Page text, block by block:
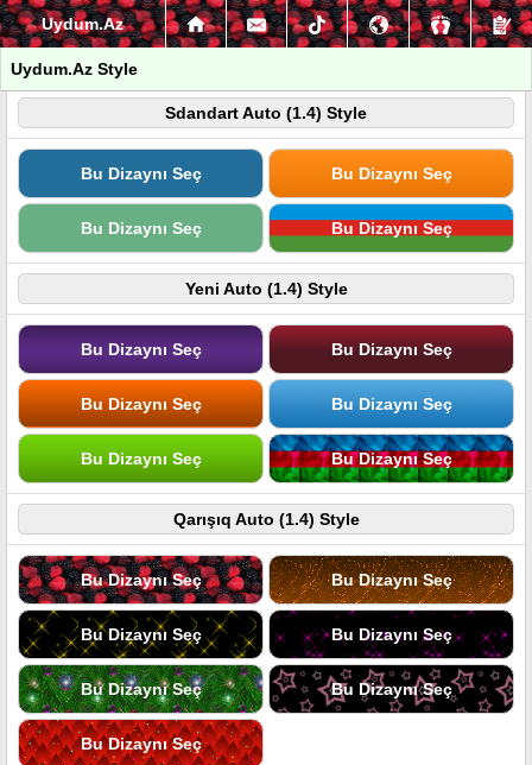
Uydum.Az
Uydum.Az Style
Sdandart Auto (1.4) Style
Bu Dizaynı Seç Bu Dizaynı Seç
Bu Dizaynı Seç Bu Dizaynı Seç
Yeni Auto (1.4) Style
Bu Dizaynı Seç Bu Dizaynı Seç
Bu Dizaynı Seç Bu Dizaynı Seç
Bu Dizaynı Seç Bu Dizaynı Seç
Qarışıq Auto (1.4) Style
Bu Dizaynı Seç Bu Dizaynı Seç
Bu Dizaynı Seç Bu Dizaynı Seç
Bu Dizaynı Seç Bu Dizaynı Seç
Bu Dizaynı Seç